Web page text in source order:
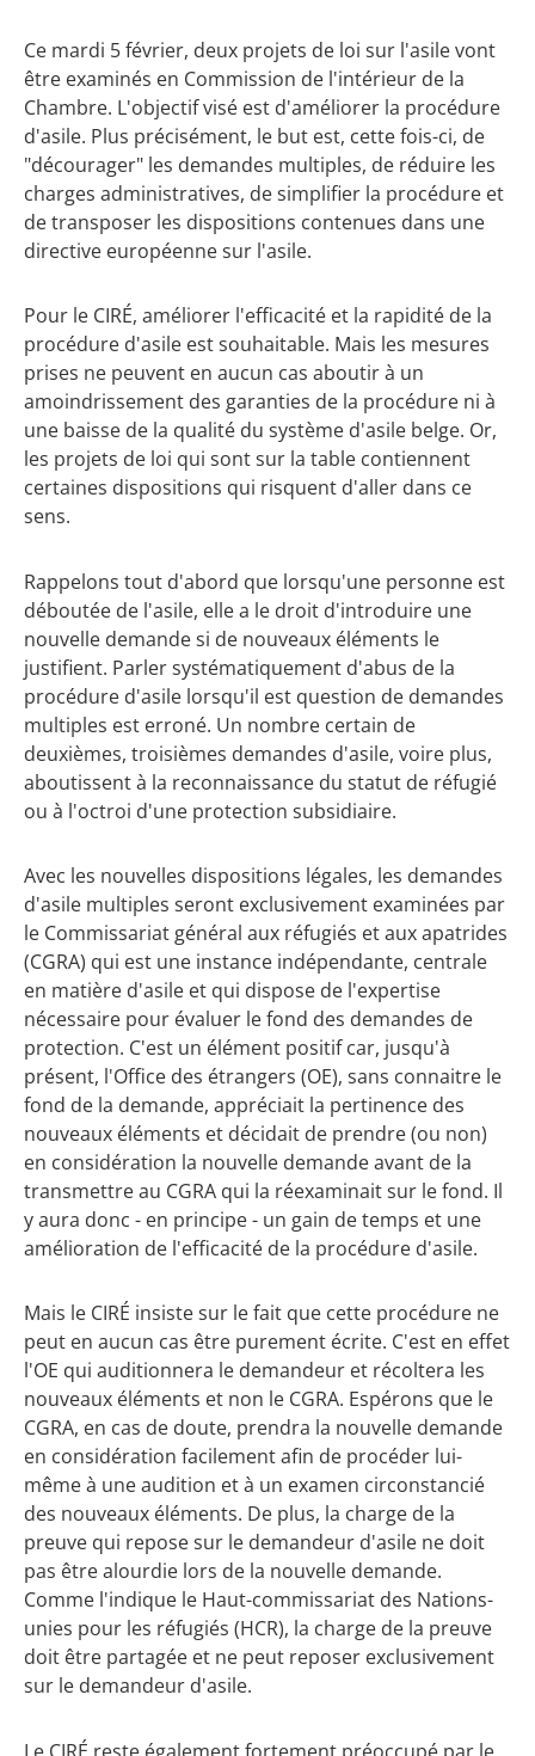
Ce mardi 5 février, deux projets de loi sur l'asile vont
être examinés en Commission de l'intérieur de la
Chambre. L'objectif visé est d'améliorer la procédure
d'asile. Plus précisément, le but est, cette fois-ci, de
"décourager" les demandes multiples, de réduire les
charges administratives, de simplifier la procédure et
de transposer les dispositions contenues dans une
directive européenne sur l'asile.
Pour le CIRÉ, améliorer l'efficacité et la rapidité de la
procédure d'asile est souhaitable. Mais les mesures
prises ne peuvent en aucun cas aboutir à un
amoindrissement des garanties de la procédure ni à
une baisse de la qualité du système d'asile belge. Or,
les projets de loi qui sont sur la table contiennent
certaines dispositions qui risquent d'aller dans ce
sens.
Rappelons tout d'abord que lorsqu'une personne est
déboutée de l'asile, elle a le droit d'introduire une
nouvelle demande si de nouveaux éléments le
justifient. Parler systématiquement d'abus de la
procédure d'asile lorsqu'il est question de demandes
multiples est erroné. Un nombre certain de
deuxièmes, troisièmes demandes d'asile, voire plus,
aboutissent à la reconnaissance du statut de réfugié
ou à l'octroi d'une protection subsidiaire.
Avec les nouvelles dispositions légales, les demandes
d'asile multiples seront exclusivement examinées par
le Commissariat général aux réfugiés et aux apatrides
(CGRA) qui est une instance indépendante, centrale
en matière d'asile et qui dispose de l'expertise
nécessaire pour évaluer le fond des demandes de
protection. C'est un élément positif car, jusqu'à
présent, l'Office des étrangers (OE), sans connaitre le
fond de la demande, appréciait la pertinence des
nouveaux éléments et décidait de prendre (ou non)
en considération la nouvelle demande avant de la
transmettre au CGRA qui la réexaminait sur le fond. Il
y aura donc - en principe - un gain de temps et une
amélioration de l'efficacité de la procédure d'asile.
Mais le CIRÉ insiste sur le fait que cette procédure ne
peut en aucun cas être purement écrite. C'est en effet
l'OE qui auditionnera le demandeur et récoltera les
nouveaux éléments et non le CGRA. Espérons que le
CGRA, en cas de doute, prendra la nouvelle demande
en considération facilement afin de procéder lui-
même à une audition et à un examen circonstancié
des nouveaux éléments. De plus, la charge de la
preuve qui repose sur le demandeur d'asile ne doit
pas être alourdie lors de la nouvelle demande.
Comme l'indique le Haut-commissariat des Nations-
unies pour les réfugiés (HCR), la charge de la preuve
doit être partagée et ne peut reposer exclusivement
sur le demandeur d'asile.